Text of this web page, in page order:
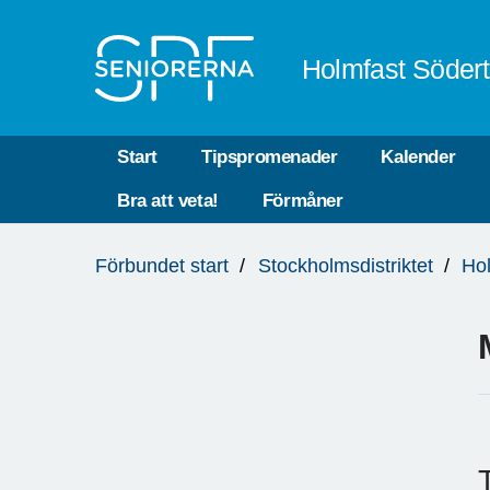
Holmfast
Start Tipspromenader Kalender
Bra att veta! Förmåner
är
Förbundet start Stockholmsdistriktet